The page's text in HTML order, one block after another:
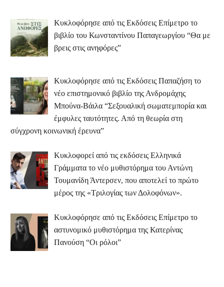
Κυκλοφόρησε από τις Εκδόσεις Επίμετρο το
βιβλίο του Κωνσταντίνου Παπαγεωργίου “Θα με
βρεις στις ανηφόρες”
Κυκλοφόρησε από τις Εκδόσεις Παπαζήση το
νέο επιστημονικό βιβλίο της Ανδρομάχης
Μπούνα-Βάιλα “Σεξουαλική σωματεμπορία και
έμφυλες ταυτότητες. Από τη θεωρία στη
σύγχρονη κοινωνική έρευνα”
Κυκλοφορεί από τις εκδόσεις Ελληνικά
Γράμματα το νέο μυθιστόρημα του Αντώνη
Τουμανίδη Άντερσεν, που αποτελεί το πρώτο
μέρος της «Τριλογίας των Δολοφόνων».
Κυκλοφόρησε από τις Εκδόσεις Επίμετρο το
αστυνομικό μυθιστόρημα της Κατερίνας
Πανούση “Οι ρόλοι”